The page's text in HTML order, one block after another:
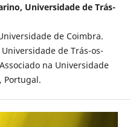
Universidade de Trás-
de Coimbra.
de Trás-os-
na Universidade
Portugal.